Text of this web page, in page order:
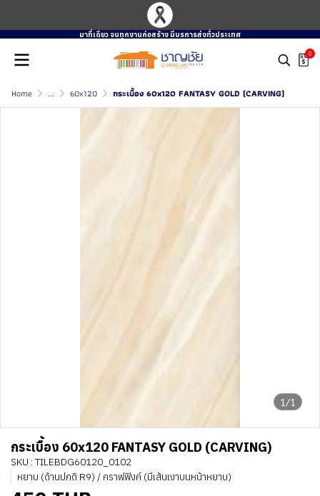
มาที่เดียว จบทุกงานก่อสร้าง มีบรการส่งทั่วประเทศ
0
Home ... 60x120 กระเบื้อง 60x120 FANTASY GOLD (CARVING)
1/1
กระเบื้อง 60x120 FANTASY GOLD (CARVING)
SKU : TILEBDG60120_0102
หยาบ (ด้านปกติ R9) / คราฟฟิงค์ (มีเส้นเงาบนหน้าหยาบ)